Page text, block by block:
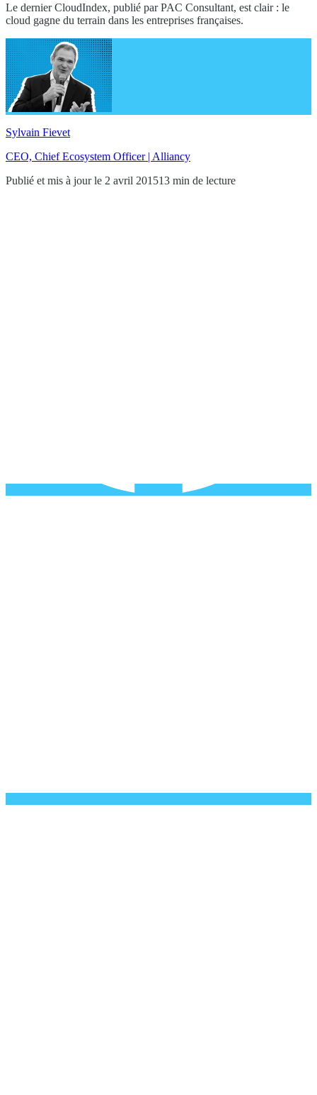
Le dernier CloudIndex, publié par PAC Consultant, est clair : le
cloud gagne du terrain dans les entreprises françaises.
Sylvain Fievet
CEO, Chief Ecosystem Officer | Alliancy
Publié et mis à jour le 2 avril 201513 min de lecture